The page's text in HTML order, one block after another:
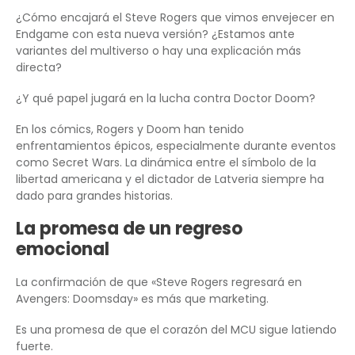
¿Cómo encajará el Steve Rogers que vimos envejecer en
Endgame con esta nueva versión? ¿Estamos ante
variantes del multiverso o hay una explicación más
directa?
¿Y qué papel jugará en la lucha contra Doctor Doom?
En los cómics, Rogers y Doom han tenido
enfrentamientos épicos, especialmente durante eventos
como Secret Wars. La dinámica entre el símbolo de la
libertad americana y el dictador de Latveria siempre ha
dado para grandes historias.
La promesa de un regreso
emocional
La confirmación de que «Steve Rogers regresará en
Avengers: Doomsday» es más que marketing.
Es una promesa de que el corazón del MCU sigue latiendo
fuerte.